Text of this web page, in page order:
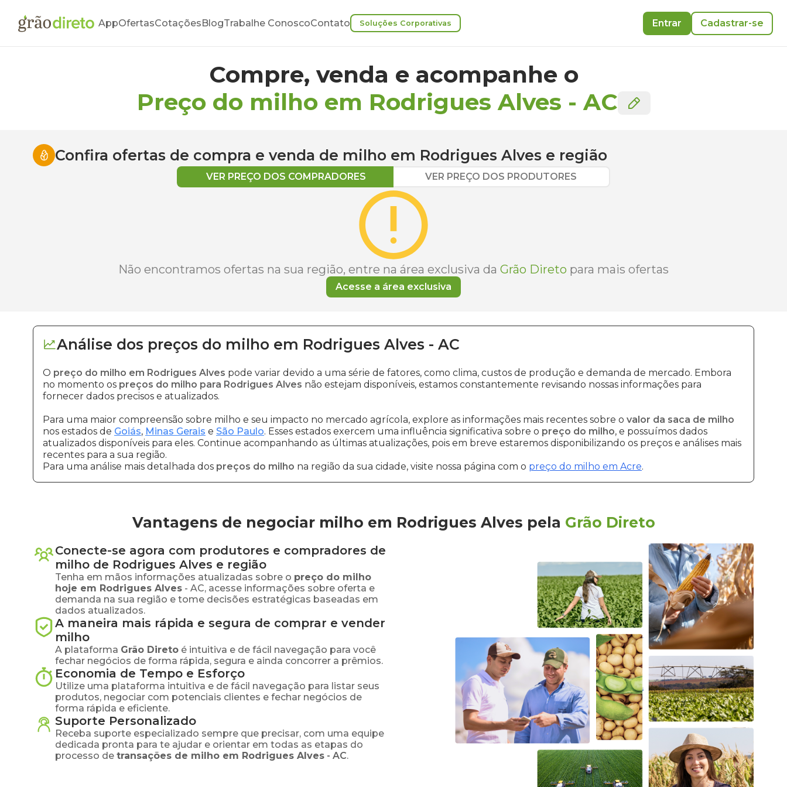
AppOfertasCotaçõesBlogTrabalhe ConoscoContato Soluções Corporativas Entrar Cadastrar-se
Compre, venda e acompanhe o
Preço do milho em Rodrigues Alves -AC
Confira ofertas de compra e venda de milho em Rodrigues Alves e região
VER PREÇO DOS COMPRADORES VER PREÇO DOS PRODUTORES
Não encontramos ofertas na sua região, entre na área exclusiva da Grão Direto para mais ofertas
Acesse a área exclusiva
Análise dos preços do milho em Rodrigues Alves - AC
O preço do milho em Rodrigues Alves pode variar devido a uma série de fatores, como clima, custos de produção e demanda de mercado. Embora
no momento os preços do milho para Rodrigues Alves não estejam disponíveis, estamos constantemente revisando nossas informações para
fornecer dados precisos e atualizados.
Para uma maior compreensão sobre milho e seu impacto no mercado agrícola, explore as informações mais recentes sobre o valor da saca de milho
nos estados de Goiás, Minas Gerais e São Paulo. Esses estados exercem uma influência significativa sobre o preço do milho, e possuímos dados
atualizados disponíveis para eles. Continue acompanhando as últimas atualizações, pois em breve estaremos disponibilizando os preços e análises mais
recentes para a sua região.
Para uma análise mais detalhada dos preços do milho na região da sua cidade, visite nossa página com o preço do milho em Acre.
Vantagens de negociar milho em Rodrigues Alves pela Grão Direto
Conecte-se agora com produtores e compradores de
milho de Rodrigues Alves e região
Tenha em mãos informações atualizadas sobre o preço do milho
hoje em Rodrigues Alves - AC, acesse informações sobre oferta e
demanda na sua região e tome decisões estratégicas baseadas em
dados atualizados.
A maneira mais rápida e segura de comprar e vender
milho
A plataforma Grão Direto é intuitiva e de fácil navegação para você
fechar negócios de forma rápida, segura e ainda concorrer a prêmios.
Economia de Tempo e Esforço
Utilize uma plataforma intuitiva e de fácil navegação para listar seus
produtos, negociar com potenciais clientes e fechar negócios de
forma rápida e eficiente.
Suporte Personalizado
Receba suporte especializado sempre que precisar, com uma equipe
dedicada pronta para te ajudar e orientar em todas as etapas do
processo de transações de milho em Rodrigues Alves - AC.